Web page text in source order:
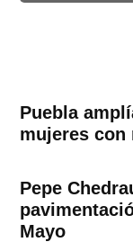
Puebla
mujeres con
Pepe
Mayo